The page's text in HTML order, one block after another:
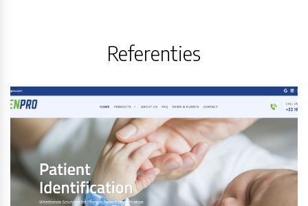
Referenties